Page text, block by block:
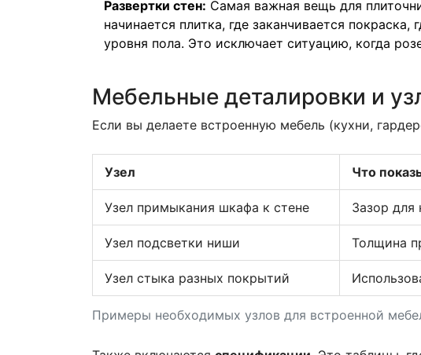
Развертки стен: Самая важная вещь для
начинается плитка, где заканчивается
уровня пола. Это исключает ситуацию, когда
Мебельные деталировки и
Если вы делаете встроенную мебель (кухни,
Примеры необходимых узлов для встроенной
Узел Что
Узел примыкания шкафа к стене Зазор для
Узел подсветки ниши Толщина
Узел стыка разных покрытий